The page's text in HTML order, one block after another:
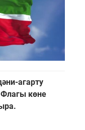
агарту
Флагы көне